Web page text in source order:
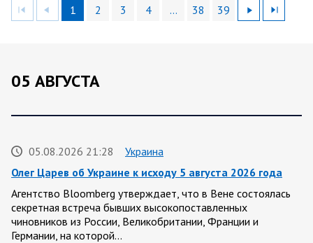
1
2 3 4 … 38 39
05 АВГУСТА
05.08.2026 21:28
Украина
Олег Царев об Украине к исходу 5 августа 2026 года
Агентство Bloomberg утверждает, что в Вене состоялась
секретная встреча бывших высокопоставленных
чиновников из России, Великобритании, Франции и
Германии, на которой…